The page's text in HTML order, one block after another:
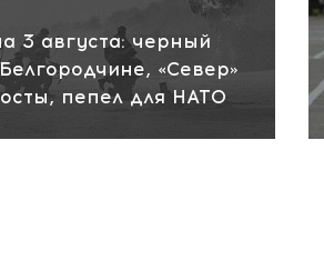
3 августа: черный
«Север»
пепел для НАТО